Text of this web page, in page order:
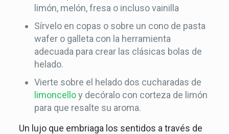
limón, melón, fresa o incluso vainilla
Sírvelo en copas o sobre un cono de pasta
wafer o galleta con la herramienta
adecuada para crear las clásicas bolas de
helado.
Vierte sobre el helado dos cucharadas de
limoncelloy decóralo con corteza de limón
para que resalte su aroma.
Un lujo que embriaga los sentidos a través de